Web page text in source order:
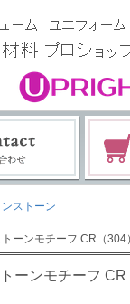
ンストーン
ーンモチーフ CR（304
ーンモチーフ